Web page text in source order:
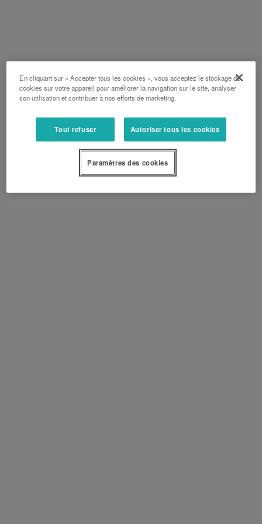
En cliquant sur « Accepter tous les cookies », vous acceptez le stockage de
cookies sur votre appareil pour améliorer la navigation sur le site, analyser
son utilisation et contribuer à nos efforts de marketing.
Tout refuser Autoriser tous les cookies
Paramètres des cookies